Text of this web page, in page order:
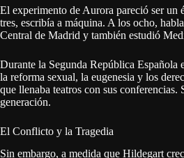
El experimento de Aurora pareció ser un
tres, escribía a máquina. A los ocho,
Central de Madrid y también estudió
Durante la Segunda República
la reforma sexual, la eugenesia y los
que llenaba teatros con sus
generación.
El Conflicto y la Tragedia
Sin embargo, a medida que Hildegart